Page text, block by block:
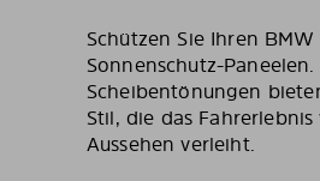
Schützen Sie Ihren
Sonnenschutz-
Scheibentönungen
Stil, die das
Aussehen verleiht.